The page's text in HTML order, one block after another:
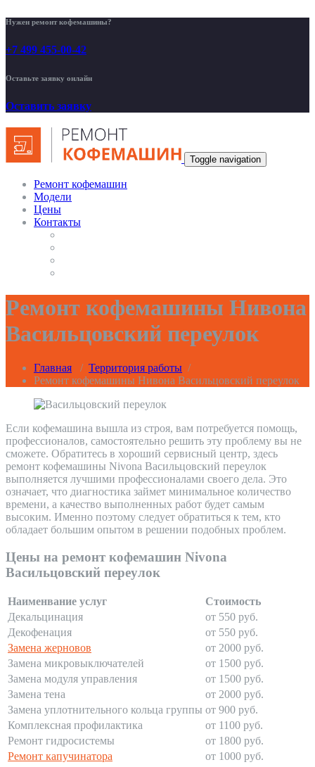
Нужен ремонт кофемашины?
+7 499 455-00-42
Оставьте заявку онлайн
Оставить заявку
Toggle navigation
Ремонт кофемашин
Модели
Цены
Контакты
Ремонт кофемашины Нивона
Васильцовский переулок
Главная / Территория работы /
Ремонт кофемашины Нивона Васильцовский переулок
Если кофемашина вышла из строя, вам потребуется помощь,
профессионалов, самостоятельно решить эту проблему вы не
сможете. Обратитесь в хороший сервисный центр, здесь
ремонт кофемашины Nivona Васильцовский переулок
выполняется лучшими профессионалами своего дела. Это
означает, что диагностика займет минимальное количество
времени, а качество выполненных работ будет самым
высоким. Именно поэтому следует обратиться к тем, кто
обладает большим опытом в решении подобных проблем.
Цены на ремонт кофемашин Nivona
Васильцовский переулок
Наименвание услуг
Стоимость
Декальцинация
от 550 руб.
Декофенация
от 550 руб.
Замена жерновов
от 2000 руб.
Замена микровыключателей
от 1500 руб.
Замена модуля управления
от 1500 руб.
Замена тена
от 2000 руб.
Замена уплотнительного кольца группы от 900 руб.
Комплексная профилактика
от 1100 руб.
Ремонт гидросистемы
от 1800 руб.
Ремонт капучинатора
от 1000 руб.